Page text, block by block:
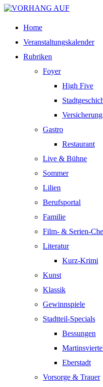
Home
Veranstaltungskalender
Rubriken
Foyer
High Five
Versicherung
Gastro
Restaurant
Live & Bühne
Sommer
Lilien
Berufsportal
Familie
Film- & Serien-
Literatur
Kurz-Krimi
Kunst
Klassik
Gewinnspiele
Stadtteil-Specials
Bessungen
Eberstadt
Vorsorge & Trauer